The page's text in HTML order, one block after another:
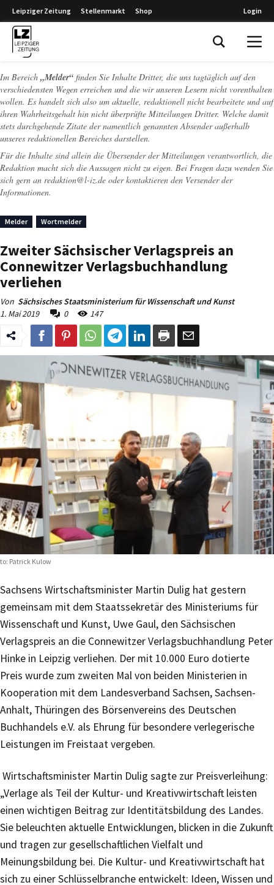
Leipziger Zeitung Stellenmarkt Shop Login
Im Bereich „Melder“ finden Sie Inhalte Dritter, die uns tagtäglich auf den
verschiedensten Wegen erreichen und die wir unseren Lesern nicht vorenthalten
wollen. Es handelt sich also um aktuelle, redaktionell nicht bearbeitete und auf
ihren Wahrheitsgehalt hin nicht überprüfte Mitteilungen Dritter. Welche damit
stets durchgehende Zitate der namentlich genannten Absender außerhalb
unseres redaktionellen Bereiches darstellen.
Für die Inhalte sind allein die Übersender der Mitteilungen verantwortlich, die
Redaktion macht sich die Aussagen nicht zu eigen. Bei Fragen dazu wenden Sie
sich gern an redaktion@l-iz.de oder kontaktieren den Versender der
Informationen.
Melder Wortmelder
Zweiter Sächsischer Verlagspreis an
Connewitzer Verlagsbuchhandlung
verliehen
Von Sächsisches Staatsministerium für Wissenschaft und Kunst
1. Mai 2019
0 147
Patrick Kulow
Sachsens Wirtschaftsminister Martin Dulig hat gestern
gemeinsam mit dem Staatssekretär des Ministeriums für
Wissenschaft und Kunst, Uwe Gaul, den Sächsischen
Verlagspreis an die Connewitzer Verlagsbuchhandlung Peter
Hinke in Leipzig verliehen. Der mit 10.000 Euro dotierte
Preis wurde zum zweiten Mal von beiden Ministerien in
Kooperation mit dem Landesverband Sachsen, Sachsen-
Anhalt, Thüringen des Börsenvereins des Deutschen
Buchhandels e.V. als Ehrung für besondere verlegerische
Leistungen im Freistaat vergeben.
Wirtschaftsminister Martin Dulig sagte zur Preisverleihung:
„Verlage als Teil der Kultur- und Kreativwirtschaft leisten
einen wichtigen Beitrag zur Identitätsbildung des Landes.
Sie beleuchten aktuelle Entwicklungen, blicken in die Zukunft
und tragen zur gesellschaftlichen Vielfalt und
Meinungsbildung bei. Die Kultur- und Kreativwirtschaft hat
sich zu einer Schlüsselbranche entwickelt: Ideen, Wissen und